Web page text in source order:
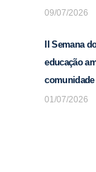
09/07/2026
II Semana
educação
comunidade
01/07/2026